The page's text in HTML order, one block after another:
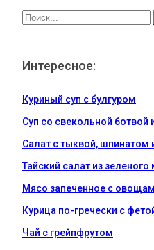
Интересное:
Куриный суп с булгуром
Суп со свекольной
Салат с тыквой, шпинатом
Тайский салат из
Мясо запеченное с
Курица по-гречески с
Чай с грейпфрутом